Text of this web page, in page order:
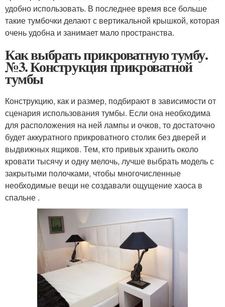
удобно использовать. В последнее время все больше
такие тумбочки делают с вертикальной крышкой, которая
очень удобна и занимает мало пространства.
Как выбрать прикроватную тумбу.
№3. Конструкция прикроватной
тумбы
Конструкцию, как и размер, подбирают в зависимости от
сценария использования тумбы. Если она необходима
для расположения на ней лампы и очков, то достаточно
будет аккуратного прикроватного столик без дверей и
выдвижных ящиков. Тем, кто привык хранить около
кровати тысячу и одну мелочь, лучше выбрать модель с
закрытыми полочками, чтобы многочисленные
необходимые вещи не создавали ощущение хаоса в
спальне .